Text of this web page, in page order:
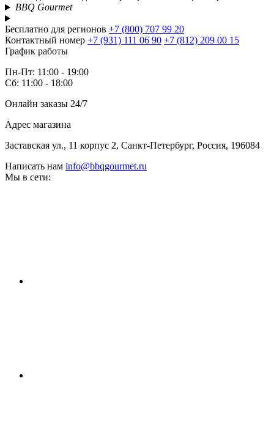
BBQ Gourmet
Бесплатно для регионов +7 (800) 707 99 20
Контактный номер +7 (931) 111 06 90 +7 (812) 209 00 15
График работы
Пн-Пт: 11:00 - 19:00
Сб: 11:00 - 18:00
Онлайн заказы 24/7
Адрес магазина
Заставская ул., 11 корпус 2, Санкт-Петербург, Россия, 196084
Написать нам info@bbqgourmet.ru
Мы в сети: